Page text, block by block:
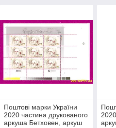
Поштові марки України
2020 частина друкованого
аркуша Бетховен, аркуш